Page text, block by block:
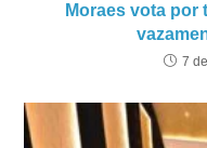
Moraes vota por
7